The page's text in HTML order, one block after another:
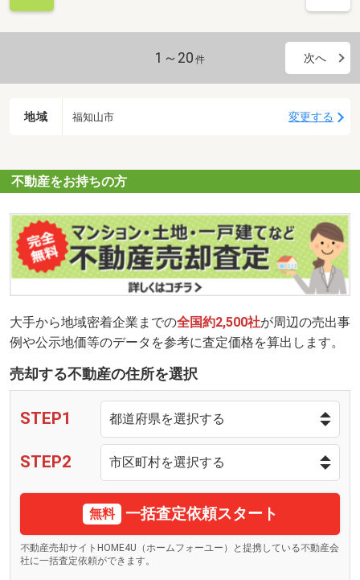
1～20 件 次へ
地域 福知山市 変更する
不動産をお持ちの方
大手から地域密着企業までの全国約2,500社が周辺の売出事
例や公示地価等のデータを参考に査定価格を算出します。
売却する不動産の住所を選択
STEP1
STEP2
無料 一括査定依頼スタート
不動産売却サイトHOME4U（ホームフォーユー）と提携している不動産会
社に一括査定依頼ができます。